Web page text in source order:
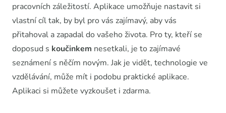
pracovních záležitostí. Aplikace umožňuje nastavit si
vlastní cíl tak, by byl pro vás zajímavý, aby vás
přitahoval a zapadal do vašeho života. Pro ty, kteří se
doposud s koučinkem nesetkali, je to zajímavé
seznámení s něčím novým. Jak je vidět, technologie ve
vzdělávání, může mít i podobu praktické aplikace.
Aplikaci si můžete vyzkoušet i zdarma.